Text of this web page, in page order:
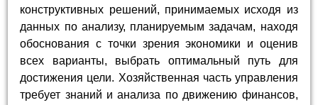
конструктивных решений, принимаемых исходя из
данных по анализу, планируемым задачам, находя
обоснования с точки зрения экономики и оценив
всех варианты, выбрать оптимальный путь для
достижения цели. Хозяйственная часть управления
требует знаний и анализа по движению финансов,